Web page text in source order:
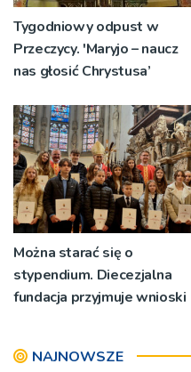
Tygodniowy odpust w
Przeczycy. 'Maryjo – naucz
nas głosić Chrystusa’
Można starać się o
stypendium. Diecezjalna
fundacja przyjmuje wnioski
NAJNOWSZE